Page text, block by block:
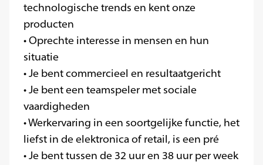
technologische trends en kent onze
producten
• Oprechte interesse in mensen en hun
situatie
• Je bent commercieel en resultaatgericht
• Je bent een teamspeler met sociale
vaardigheden
• Werkervaring in een soortgelijke functie, het
liefst in de elektronica of retail, is een pré
• Je bent tussen de 32 uur en 38 uur per week